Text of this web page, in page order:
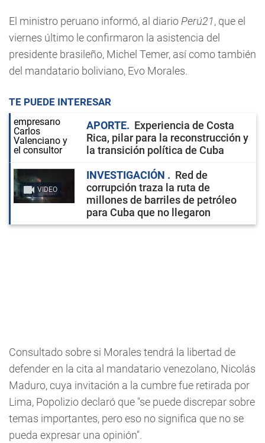
El ministro peruano informó, al diario Perú21, que el
viernes último le confirmaron la asistencia del
presidente brasileño, Michel Temer, así como también
del mandatario boliviano, Evo Morales.
TE PUEDE INTERESAR
APORTE
Experiencia de Costa
Rica, pilar para la reconstrucción y
la transición política de Cuba
VIDEO
INVESTIGACIÓN
Red de
corrupción traza la ruta de
millones de barriles de petróleo
para Cuba que no llegaron
Consultado sobre si Morales tendrá la libertad de
defender en la cita al mandatario venezolano, Nicolás
Maduro, cuya invitación a la cumbre fue retirada por
Lima, Popolizio declaró que "se puede discrepar sobre
temas importantes, pero eso no significa que no se
pueda expresar una opinión".